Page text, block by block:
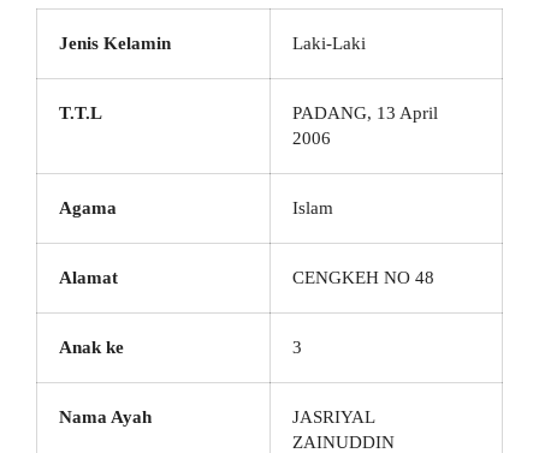
Jenis Kelamin Laki-Laki
T.T.L
PADANG, 13 April
2006
Agama Islam
Alamat CENGKEH NO 48
Anak ke 3
Nama Ayah
JASRIYAL
ZAINUDDIN